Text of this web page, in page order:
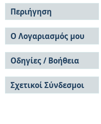
Περιήγηση
Σε όλο το DSpace
Κοινότητες & Συλλογές
Ανά Ημερομηνία
Έκδοσης
Συγγραφείς
Τίτλοι
Θέματα
Ο Λογαριασμός μου
Σύνδεση
Εγγραφή
Οδηγίες / Βοήθεια
Οδηγίες Υποβολής
Οδηγίες Χρήσης ΙΑ
Συχνές Ερωτήσεις
Σχετικοί Σύνδεσμοι